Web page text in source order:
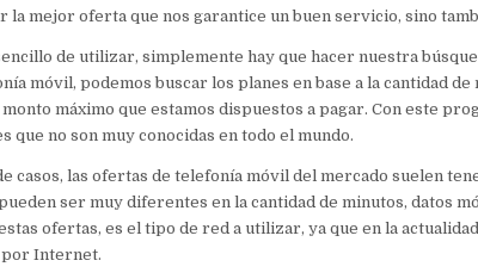
la mejor oferta que nos garantice un buen servicio, sino
de utilizar, simplemente hay que hacer nuestra
móvil, podemos buscar los planes en base a la cantidad
máximo que estamos dispuestos a pagar. Con este
que no son muy conocidas en todo el mundo.
casos, las ofertas de telefonía móvil del mercado suelen
ser muy diferentes en la cantidad de minutos, datos
ofertas, es el tipo de red a utilizar, ya que en la
por Internet.